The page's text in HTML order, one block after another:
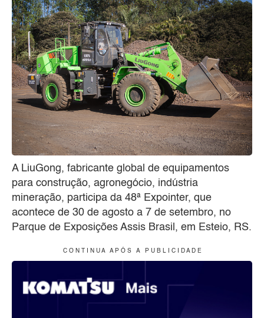
A LiuGong, fabricante global de equipamentos
para construção, agronegócio, indústria
mineração, participa da 48ª Expointer, que
acontece de 30 de agosto a 7 de setembro, no
Parque de Exposições Assis Brasil, em Esteio, RS.
C O N T I N U A A P Ó S A P U B L I C I D A D E